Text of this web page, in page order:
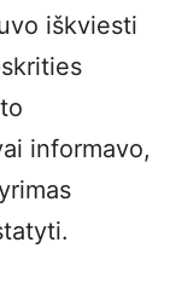
iškviesti
informavo,